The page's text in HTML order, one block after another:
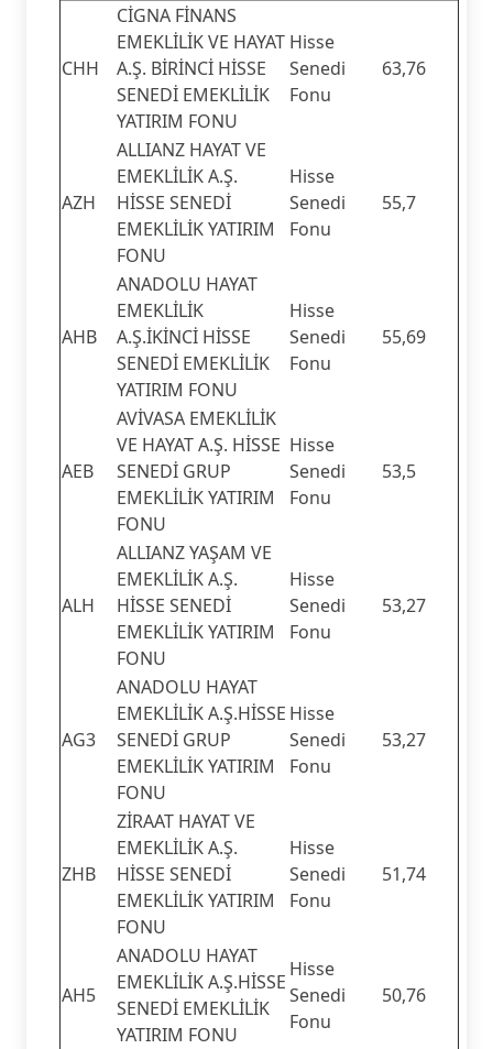
CHH
CİGNA FİNANS
EMEKLİLİK VE HAYAT
A.Ş. BİRİNCİ HİSSE
SENEDİ EMEKLİLİK
YATIRIM FONU
Hisse
Senedi
Fonu
63,76
AZH
ALLIANZ HAYAT VE
EMEKLİLİK A.Ş.
HİSSE SENEDİ
EMEKLİLİK YATIRIM
FONU
Hisse
Senedi
Fonu
55,7
AHB
ANADOLU HAYAT
EMEKLİLİK
A.Ş.İKİNCİ HİSSE
SENEDİ EMEKLİLİK
YATIRIM FONU
Hisse
Senedi
Fonu
55,69
AEB
AVİVASA EMEKLİLİK
VE HAYAT A.Ş. HİSSE
SENEDİ GRUP
EMEKLİLİK YATIRIM
FONU
Hisse
Senedi
Fonu
53,5
ALH
ALLIANZ YAŞAM VE
EMEKLİLİK A.Ş.
HİSSE SENEDİ
EMEKLİLİK YATIRIM
FONU
Hisse
Senedi
Fonu
53,27
AG3
ANADOLU HAYAT
EMEKLİLİK A.Ş.HİSSE
SENEDİ GRUP
EMEKLİLİK YATIRIM
FONU
Hisse
Senedi
Fonu
53,27
ZHB
ZİRAAT HAYAT VE
EMEKLİLİK A.Ş.
HİSSE SENEDİ
EMEKLİLİK YATIRIM
FONU
Hisse
Senedi
Fonu
51,74
AH5
ANADOLU HAYAT
EMEKLİLİK A.Ş.HİSSE
SENEDİ EMEKLİLİK
YATIRIM FONU
Hisse
Senedi
Fonu
50,76